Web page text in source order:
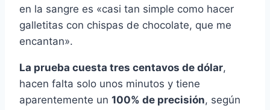
en la sangre es «casi tan simple como hacer
galletitas con chispas de chocolate, que me
encantan».
La prueba cuesta tres centavos de dólar,
hacen falta solo unos minutos y tiene
aparentemente un 100% de precisión, según